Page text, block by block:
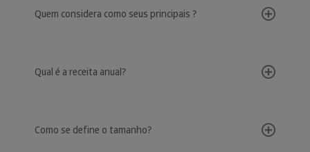
Quem considera como seus principais ?
Qual é a receita anual?
Como se define o tamanho?